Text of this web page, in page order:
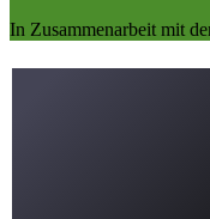
In Zusammenarbeit mit